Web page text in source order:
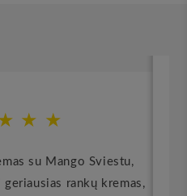
★ ★
su Mango Sviestu,
geriausias rankų kremas,